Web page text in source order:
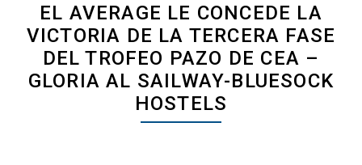
EL AVERAGE LE CONCEDE LA
VICTORIA DE LA TERCERA FASE
DEL TROFEO PAZO DE CEA –
GLORIA AL SAILWAY-BLUESOCK
HOSTELS